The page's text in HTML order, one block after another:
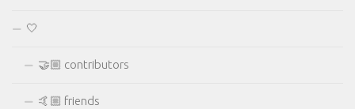
🤍
🤝🏼 contributors
🤙🏼 friends